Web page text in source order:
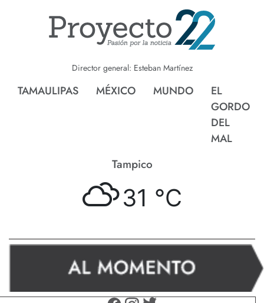
Director general: Esteban Martínez
TAMAULIPAS MÉXICO MUNDO
EL
GORDO
DEL
MAL
Tampico
31 °C